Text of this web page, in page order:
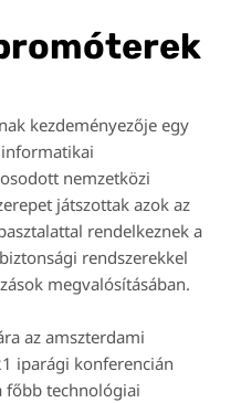
kezdeményezője egy
nemzetközi
játszottak azok az
rendelkeznek a
rendszerekkel
megvalósításában.
az amszterdami
iparági konferencián
főbb technológiai